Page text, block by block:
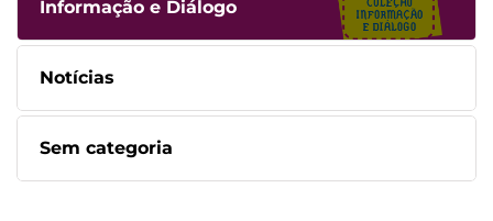
Informação e Diálogo
Notícias
Sem categoria